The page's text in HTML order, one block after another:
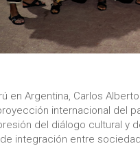
en Argentina, Carlos
internacional del
del diálogo cultural
integración entre